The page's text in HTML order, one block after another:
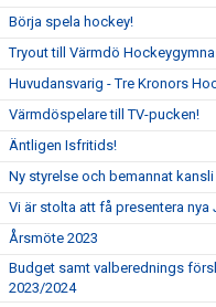
Börja spela hockey!
Tryout till Värmdö
Huvudansvarig - Tre Kronors
Värmdöspelare till TV-pucken!
Äntligen Isfritids!
Ny styrelse och bemannat kansli
Vi är stolta att få presentera nya
Årsmöte 2023
Budget samt valberednings
2023/2024